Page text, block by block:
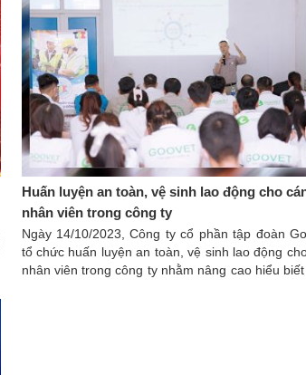
Huấn luyện an toàn, vệ sinh lao động cho
nhân viên trong công ty
Ngày 14/10/2023, Công ty cổ phần tập đoàn
tổ chức huấn luyện an toàn, vệ sinh lao động
nhân viên trong công ty nhằm nâng cao hiểu biết